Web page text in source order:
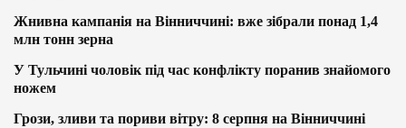
Жнивна кампанія на Вінниччині: вже зібрали понад 1,4
млн тонн зерна
У Тульчині чоловік під час конфлікту поранив знайомого
ножем
Грози, зливи та пориви вітру: 8 серпня на Вінниччині